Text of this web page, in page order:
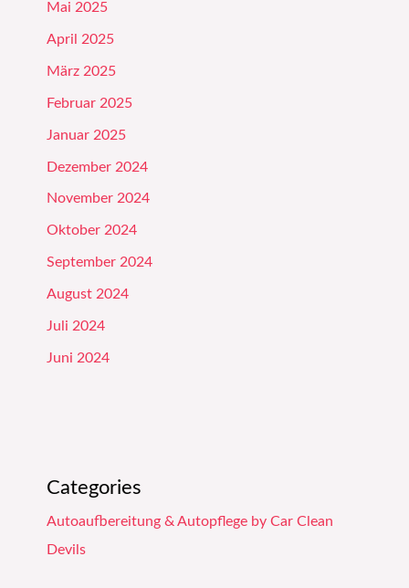
Mai 2025
April 2025
März 2025
Februar 2025
Januar 2025
Dezember 2024
November 2024
Oktober 2024
September 2024
August 2024
Juli 2024
Juni 2024
Categories
Autoaufbereitung & Autopflege by Car Clean
Devils